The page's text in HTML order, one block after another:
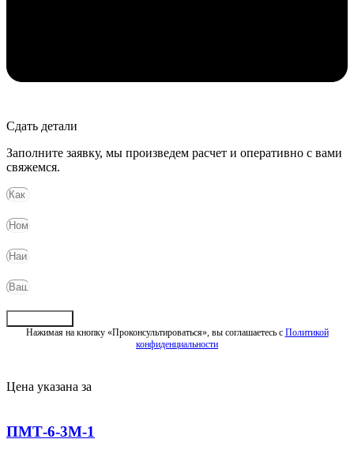
Сдать детали
Заполните заявку, мы произведем расчет и оперативно с вами
свяжемся.
Нажимая на кнопку «Проконсультироваться», вы соглашаетесь с Политикой
конфиденциальности
Цена указана за
ПМТ-6-3М-1